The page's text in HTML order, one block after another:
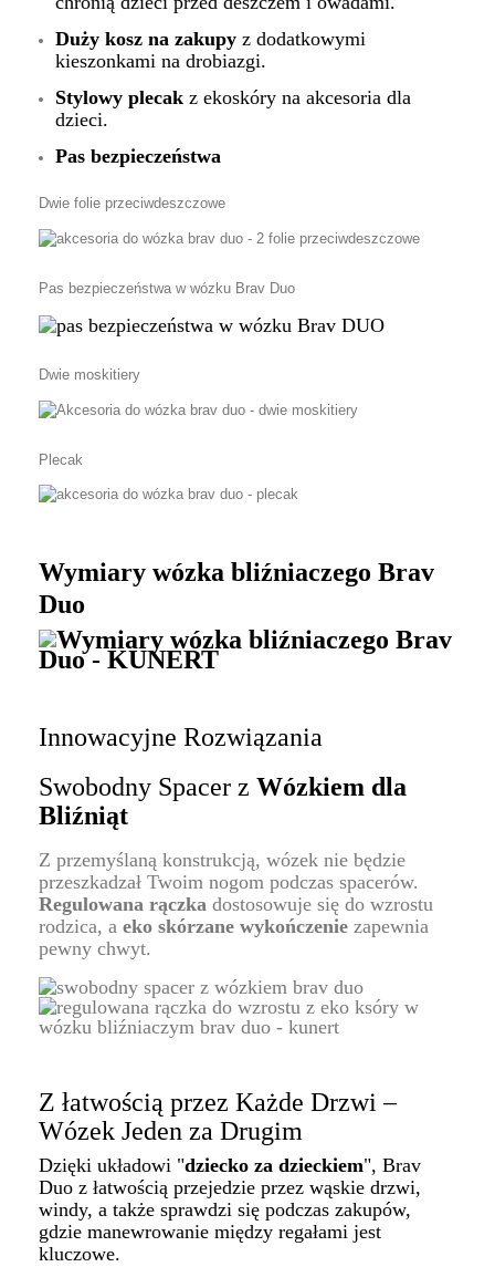
Duży kosz na zakupy z dodatkowymi
kieszonkami na drobiazgi.
Stylowy plecak z ekoskóry na akcesoria dla
dzieci.
Pas bezpieczeństwa
Dwie folie przeciwdeszczowe
Pas bezpieczeństwa w wózku Brav Duo
Dwie moskitiery
Plecak
Wymiary wózka bliźniaczego Brav
Duo
Innowacyjne Rozwiązania
Swobodny Spacer z Wózkiem dla
Bliźniąt
Z przemyślaną konstrukcją, wózek nie będzie
przeszkadzał Twoim nogom podczas spacerów.
Regulowana rączka dostosowuje się do wzrostu
rodzica, a eko skórzane wykończenie zapewnia
pewny chwyt.
Z łatwością przez Każde Drzwi –
Wózek Jeden za Drugim
Dzięki układowi "dziecko za dzieckiem", Brav
Duo z łatwością przejedzie przez wąskie drzwi,
windy, a także sprawdzi się podczas zakupów,
gdzie manewrowanie między regałami jest
kluczowe.